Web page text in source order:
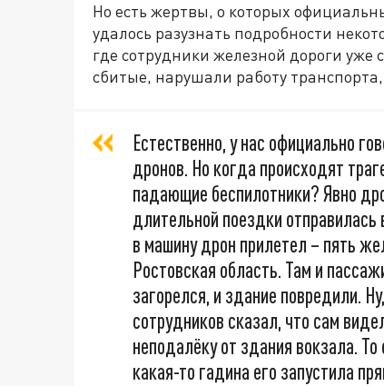
Но есть жертвы, о которых
удалось разузнать подробности
где сотрудники железной дороги уже
сбитые, нарушали работу
Естественно, у нас официально
дронов. Но когда происходят
падающие беспилотники? Явно
длительной поездки
в машину дрон прилетел – пять
Ростовская область. Там и
загорелся, и здание повредили.
сотрудников сказал, что сам
неподалёку от здания вокзала.
какая-то гадина его запустила